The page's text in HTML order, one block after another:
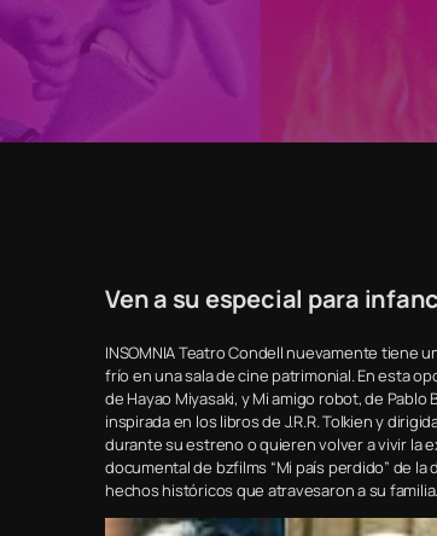
Ven a su especial para
INSOMNIA Teatro Condell nuevamente tiene
frío en una sala de cine patrimonial. En esta
de Hayao Miyasaki, y Mi amigo robot, de
inspirada en los libros de J.R.R. Tolkien y
durante su estreno o quieren volver a vivir la
documental de bzfilms “Mi país perdido” de
hechos históricos que atravesaron a su familia.